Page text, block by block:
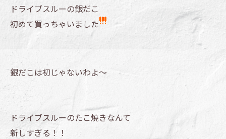
ドライブスルーの銀だこ
初めて買っちゃいました
銀だこは初じゃないわよ～
ドライブスルーのたこ焼きなんて
新しすぎる！！